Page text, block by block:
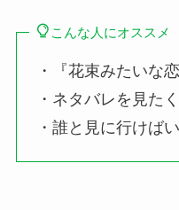
こんな人にオススメ
・『花束みたいな
・ネタバレを見た
・誰と見に行けば